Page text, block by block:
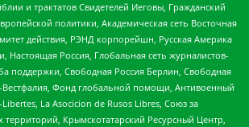
и трактатов Свидетелей Иеговы, Гражданский
политики, Академическая сеть Восточная
действия, РЭНД корпорейшн, Русская Америка
Настоящая Россия, Глобальная сеть журналистов-
поддержки, Свободная Россия Берлин, Свободная
Вестфалия, Фонд глобальной помощи, Антивоенный
La Asocicion de Rusos Libres, Союз за
Крымскотатарский Ресурсный Центр,